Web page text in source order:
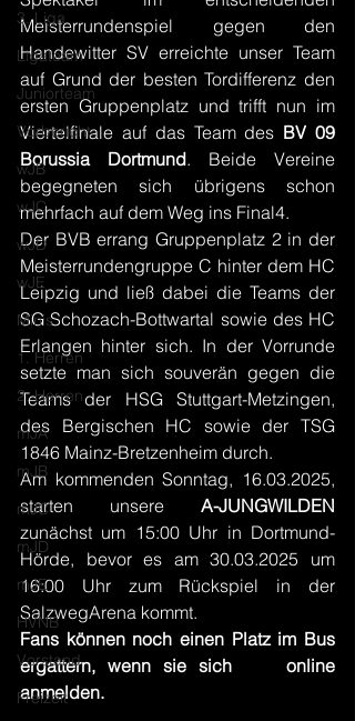
3. Liga
Ligateam
Juniorteam
Vorbericht
wJB
wJC
wJD
wJE
Minis
1. Herren
2. Herren
mJA
mJB
mJC
mJD
mJE
HVNB
Vorstand
Freizeit
Meisterrundenspiel gegen den
Handewitter SV erreichte unser Team
auf Grund der besten Tordifferenz den
ersten Gruppenplatz und trifft nun im
Viertelfinale auf das Team des BV 09
Borussia Dortmund. Beide Vereine
begegneten sich übrigens schon
mehrfach auf dem Weg ins Final4.
Der BVB errang Gruppenplatz 2 in der
Meisterrundengruppe C hinter dem HC
Leipzig und ließ dabei die Teams der
SG Schozach-Bottwartal sowie des HC
Erlangen hinter sich. In der Vorrunde
setzte man sich souverän gegen die
Teams der HSG Stuttgart-Metzingen,
des Bergischen HC sowie der TSG
1846 Mainz-Bretzenheim durch.
Am kommenden Sonntag, 16.03.2025,
starten unsere A-JUNGWILDEN
zunächst um 15:00 Uhr in Dortmund-
Hörde, bevor es am 30.03.2025 um
16:00 Uhr zum Rückspiel in der
SalzwegArena kommt.
Fans können noch einen Platz im Bus
ergattern, wenn sie sich
online
anmelden.